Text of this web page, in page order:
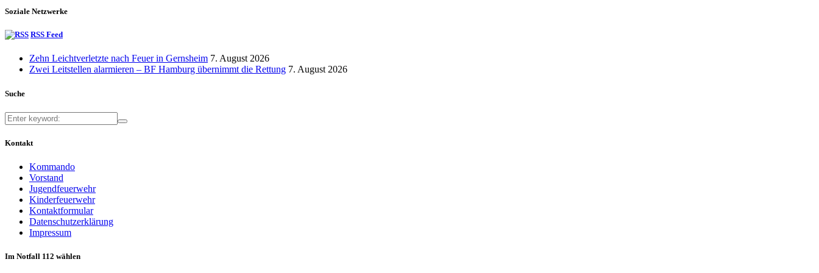
Soziale Netzwerke
RSS Feed
Zehn Leichtverletzte nach Feuer in Gernsheim 7. August 2026
Zwei Leitstellen alarmieren – BF Hamburg übernimmt die Rettung 7. August 2026
Suche
Kontakt
Kommando
Vorstand
Jugendfeuerwehr
Kinderfeuerwehr
Kontaktformular
Datenschutzerklärung
Impressum
Im Notfall 112 wählen